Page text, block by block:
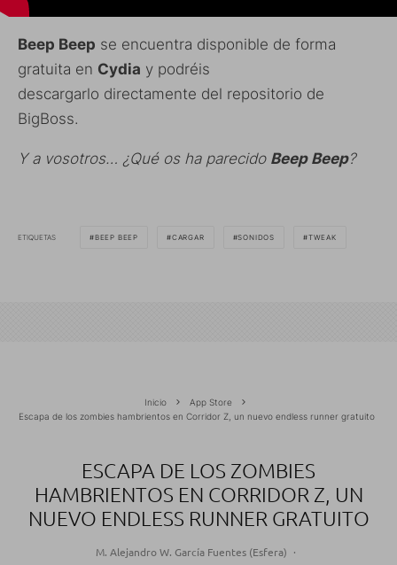
Beep Beep se encuentra disponible de forma
gratuita en Cydia y podréis
descargarlo directamente del repositorio de
BigBoss.
Y a vosotros… ¿Qué os ha parecido Beep Beep?
ETIQUETAS BEEP BEEP CARGAR SONIDOS TWEAK
Inicio
App Store
Escapa de los zombies hambrientos en Corridor Z, un nuevo endless runner gratuito
ESCAPA DE LOS ZOMBIES
HAMBRIENTOS EN CORRIDOR Z, UN
NUEVO ENDLESS RUNNER GRATUITO
M. Alejandro W. García Fuentes (Esfera) ·